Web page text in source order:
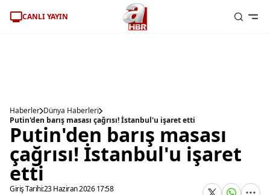
CANLI YAYIN
Haberler Dünya Haberleri
Putin'den barış masası çağrısı! İstanbul'u işaret etti
Putin'den barış masası
çağrısı! İstanbul'u işaret
etti
Giriş Tarihi:23 Haziran 2026 17:58